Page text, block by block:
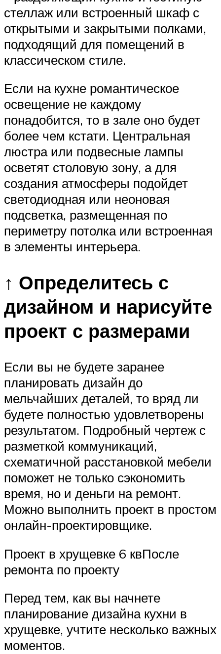
стеллаж или встроенный шкаф с
открытыми и закрытыми полками,
подходящий для помещений в
классическом стиле.
Если на кухне романтическое
освещение не каждому
понадобится, то в зале оно будет
более чем кстати. Центральная
люстра или подвесные лампы
осветят столовую зону, а для
создания атмосферы подойдет
светодиодная или неоновая
подсветка, размещенная по
периметру потолка или встроенная
в элементы интерьера.
↑ Определитесь с
дизайном и нарисуйте
проект с размерами
Если вы не будете заранее
планировать дизайн до
мельчайших деталей, то вряд ли
будете полностью удовлетворены
результатом. Подробный чертеж с
разметкой коммуникаций,
схематичной расстановкой мебели
поможет не только сэкономить
время, но и деньги на ремонт.
Можно выполнить проект в простом
онлайн-проектировщике.
Проект в хрущевке 6 квПосле
ремонта по проекту
Перед тем, как вы начнете
планирование дизайна кухни в
хрущевке, учтите несколько важных
моментов.